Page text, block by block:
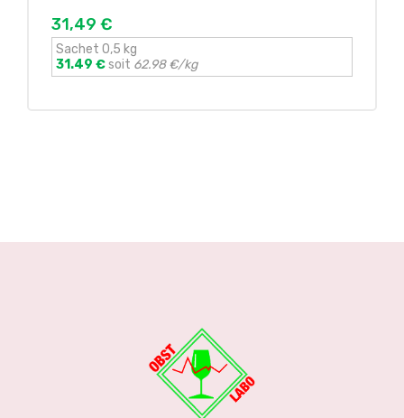
31,49 €
Sachet 0,5 kg
31.49 €soit 62.98 €/kg